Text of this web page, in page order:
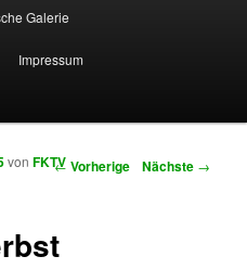
Galerie
Impressum
Artikelnavigation
← Vorherige Nächste →
vonFKTV